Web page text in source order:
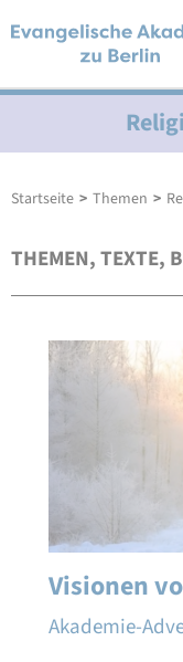
Startseite > Themen >
THEMEN, TEXTE,
Visionen
Akademie-